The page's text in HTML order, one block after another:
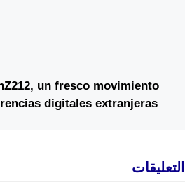
un fresco movimiento
digitales extranjeras
التعليقات